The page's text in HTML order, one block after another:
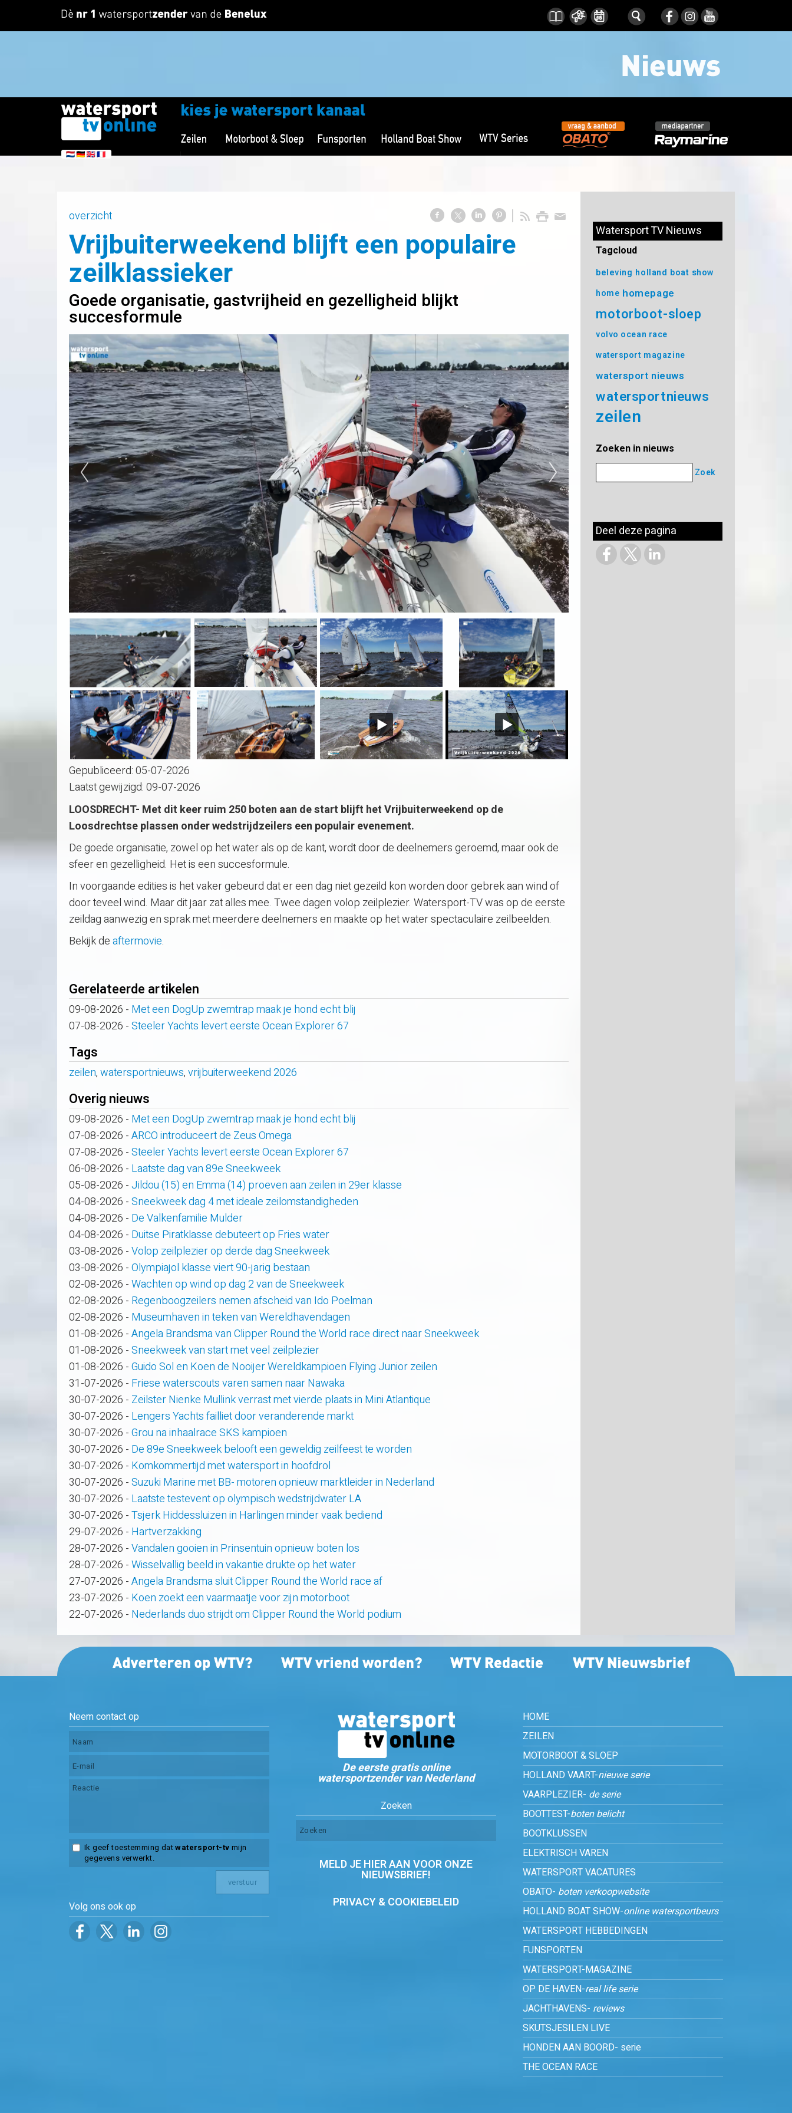
overzicht
Vrijbuiterweekend blijft een populaire
zeilklassieker
Goede organisatie, gastvrijheid en gezelligheid blijkt
succesformule
Gepubliceerd:05-07-2026
Laatst gewijzigd:09-07-2026
LOOSDRECHT- Met dit keer ruim 250 boten aan de start blijft het Vrijbuiterweekend op de
Loosdrechtse plassen onder wedstrijdzeilers een populair evenement.
De goede organisatie, zowel op het water als op de kant, wordt door de deelnemers geroemd, maar ook de
sfeer en gezelligheid. Het is een succesformule.
In voorgaande edities is het vaker gebeurd dat er een dag niet gezeild kon worden door gebrek aan wind of
door teveel wind. Maar dit jaar zat alles mee. Twee dagen volop zeilplezier. Watersport-TV was op de eerste
zeildag aanwezig en sprak met meerdere deelnemers en maakte op het water spectaculaire zeilbeelden.
Bekijk deaftermovie.
Gerelateerde artikelen
09-08-2026 - Met een DogUp zwemtrap maak je hond echt blij
07-08-2026 -Steeler Yachts levert eerste Ocean Explorer 67
Tags
zeilen,watersportnieuws,vrijbuiterweekend 2026
Overig nieuws
09-08-2026 - Met een DogUp zwemtrap maak je hond echt blij
07-08-2026 -ARCO introduceert de Zeus Omega
07-08-2026 -Steeler Yachts levert eerste Ocean Explorer 67
06-08-2026 - Laatste dag van 89e Sneekweek
05-08-2026 -Jildou (15) en Emma (14) proeven aan zeilen in 29er klasse
04-08-2026 -Sneekweek dag 4 met ideale zeilomstandigheden
04-08-2026 - De Valkenfamilie Mulder
04-08-2026 - Duitse Piratklasse debuteert op Fries water
03-08-2026 -Volop zeilplezier op derde dag Sneekweek
03-08-2026 -Olympiajol klasse viert 90-jarig bestaan
02-08-2026 -Wachten op wind op dag 2 van de Sneekweek
02-08-2026 - Regenboogzeilers nemen afscheid van Ido Poelman
02-08-2026 - Museumhaven in teken van Wereldhavendagen
01-08-2026 -Angela Brandsma van Clipper Round the World race direct naar Sneekweek
01-08-2026 -Sneekweek van start met veel zeilplezier
01-08-2026 -Guido Sol en Koen de Nooijer Wereldkampioen Flying Junior zeilen
31-07-2026 - Friese waterscouts varen samen naar Nawaka
30-07-2026 - Zeilster Nienke Mullink verrast met vierde plaats in Mini Atlantique
30-07-2026 - Lengers Yachts failliet door veranderende markt
30-07-2026 -Grou na inhaalrace SKS kampioen
30-07-2026 - De 89e Sneekweek belooft een geweldig zeilfeest te worden
30-07-2026 - Komkommertijd met watersport in hoofdrol
30-07-2026 -Suzuki Marine met BB- motoren opnieuw marktleider in Nederland
30-07-2026 - Laatste testevent op olympisch wedstrijdwater LA
30-07-2026 -Tsjerk Hiddessluizen in Harlingen minder vaak bediend
29-07-2026 - Hartverzakking
28-07-2026 -Vandalen gooien in Prinsentuin opnieuw boten los
28-07-2026 -Wisselvallig beeld in vakantie drukte op het water
27-07-2026 -Angela Brandsma sluit Clipper Round the World race af
23-07-2026 - Koen zoekt een vaarmaatje voor zijn motorboot
22-07-2026 - Nederlands duo strijdt om Clipper Round the World podium
Watersport TV Nieuws
Tagcloud
beleving holland boat show
home homepage
motorboot-sloep
volvo ocean race
watersport magazine
watersport nieuws
watersportnieuws
zeilen
Zoeken in nieuws
Zoek
Deel deze pagina
Neem contact op
Ik geef toestemming datwatersport-tv mijn
gegevens verwerkt.
Volg ons ook op
De eerste gratis online
watersportzender van Nederland
Zoeken
MELD JE HIER AAN VOOR ONZE
NIEUWSBRIEF!
PRIVACY & COOKIEBELEID
HOME
ZEILEN
MOTORBOOT & SLOEP
HOLLAND VAART-nieuwe serie
VAARPLEZIER- de serie
BOOTTEST-boten belicht
BOOTKLUSSEN
ELEKTRISCH VAREN
WATERSPORT VACATURES
OBATO- boten verkoopwebsite
HOLLAND BOAT SHOW-online watersportbeurs
WATERSPORT HEBBEDINGEN
FUNSPORTEN
WATERSPORT-MAGAZINE
OP DE HAVEN-real life serie
JACHTHAVENS- reviews
SKUTSJESILEN LIVE
HONDEN AAN BOORD- serie
THE OCEAN RACE